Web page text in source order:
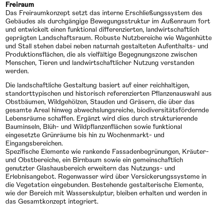
Freiraum
Das Freiraumkonzept setzt das interne Erschließungssystem des
Gebäudes als durchgängige Bewegungsstruktur im Außenraum fort
und entwickelt einen funktional differenzierten, landwirtschaftlich
geprägten Landschaftsraum. Robuste Nutzbereiche wie Wagenhütte
und Stall stehen dabei neben naturnah gestalteten Aufenthalts- und
Produktionsflächen, die als vielfältige Begegnungszone zwischen
Menschen, Tieren und landwirtschaftlicher Nutzung verstanden
werden.
Die landschaftliche Gestaltung basiert auf einer reichhaltigen,
standorttypischen und historisch referenzierten Pflanzenauswahl aus
Obstbäumen, Wildgehölzen, Stauden und Gräsern, die über das
gesamte Areal hinweg abwechslungsreiche, biodiversitätsfördernde
Lebensräume schaffen. Ergänzt wird dies durch strukturierende
Bauminseln, Blüh- und Wildpflanzenflächen sowie funktional
eingesetzte Grünräume bis hin zu Wochenmarkt- und
Eingangsbereichen.
Spezifische Elemente wie rankende Fassadenbegrünungen, Kräuter-
und Obstbereiche, ein Birnbaum sowie ein gemeinschaftlich
genutzter Glashausbereich erweitern das Nutzungs- und
Erlebnisangebot. Regenwasser wird über Versickerungssysteme in
die Vegetation eingebunden. Bestehende gestalterische Elemente,
wie der Bereich mit Wasserskulptur, bleiben erhalten und werden in
das Gesamtkonzept integriert.